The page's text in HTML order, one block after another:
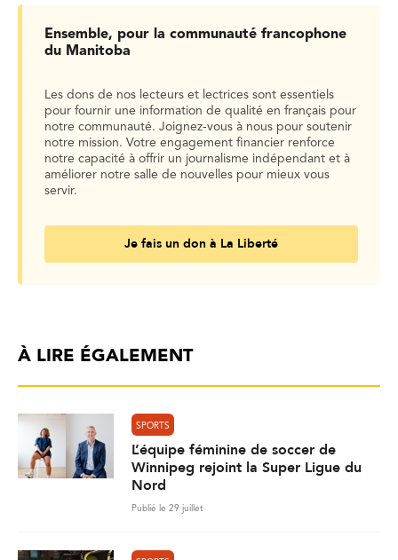
Ensemble, pour la communauté francophone
du Manitoba
Les dons de nos lecteurs et lectrices sont essentiels
pour fournir une information de qualité en français pour
notre communauté. Joignez-vous à nous pour soutenir
notre mission. Votre engagement financier renforce
notre capacité à offrir un journalisme indépendant et à
améliorer notre salle de nouvelles pour mieux vous
servir.
Je fais un don à La Liberté
À LIRE ÉGALEMENT
SPORTS
L’équipe féminine de soccer de
Winnipeg rejoint la Super Ligue du
Nord
Publié le 29 juillet